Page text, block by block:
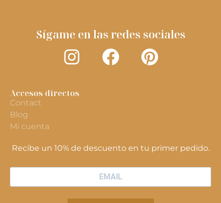
Sígame en las redes sociales
Accesos directos
Contact
Blog
Mi cuenta
Recibe un 10% de descuento en tu primer pedido.